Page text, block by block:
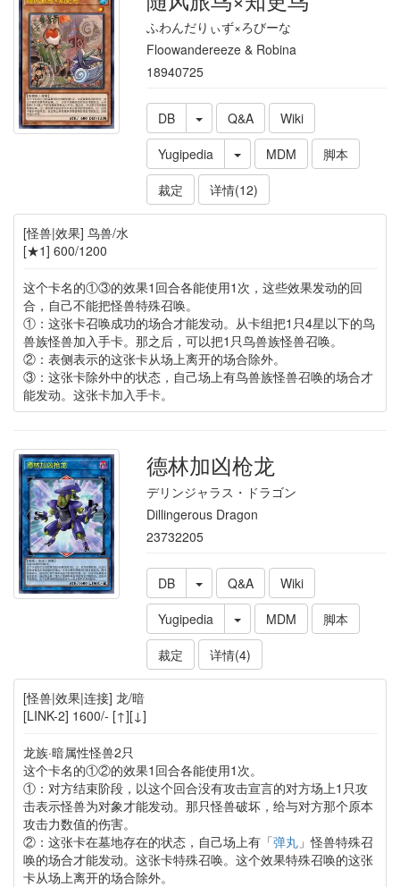
ふわんだりぃず×ろびーな
Floowandereeze & Robina
18940725
DB Q&A
Wiki
Yugipedia
MDM
脚本
裁定
详情(12)
[怪兽|效果] 鸟兽/水
[★1] 600/1200
这个卡名的①③的效果1回合各能使用1次，这些效果发动的回
合，自己不能把怪兽特殊召唤。
①：这张卡召唤成功的场合才能发动。从卡组把1只4星以下的鸟
兽族怪兽加入手卡。那之后，可以把1只鸟兽族怪兽召唤。
②：表侧表示的这张卡从场上离开的场合除外。
③：这张卡除外中的状态，自己场上有鸟兽族怪兽召唤的场合才
能发动。这张卡加入手卡。
德林加凶枪龙
デリンジャラス・ドラゴン
Dillingerous Dragon
23732205
DB Q&A
Wiki
Yugipedia
MDM
脚本
裁定
详情(4)
[怪兽|效果|连接] 龙/暗
[LINK-2] 1600/- [↑][↓]
龙族·暗属性怪兽2只
这个卡名的①②的效果1回合各能使用1次。
①：对方结束阶段，以这个回合没有攻击宣言的对方场上1只攻
击表示怪兽为对象才能发动。那只怪兽破坏，给与对方那个原本
攻击力数值的伤害。
②：这张卡在墓地存在的状态，自己场上有「弹丸」怪兽特殊召
唤的场合才能发动。这张卡特殊召唤。这个效果特殊召唤的这张
卡从场上离开的场合除外。